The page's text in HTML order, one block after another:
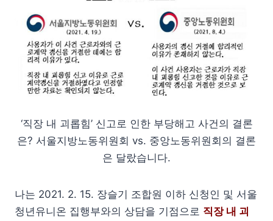
‘직장 내 괴롭힘’ 신고로 인한 부당해고 사건의 결론
은? 서울지방노동위원회 vs. 중앙노동위원회의 결론
은 달랐습니다.
나는 2021. 2. 15. 장슬기 조합원 이하 신청인 및 서울
청년유니온 집행부와의 상담을 기점으로 직장 내 괴